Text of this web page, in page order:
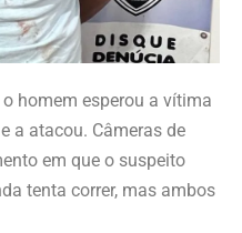
homem esperou a vítima
a atacou. Câmeras de
em que o suspeito
tenta correr, mas ambos